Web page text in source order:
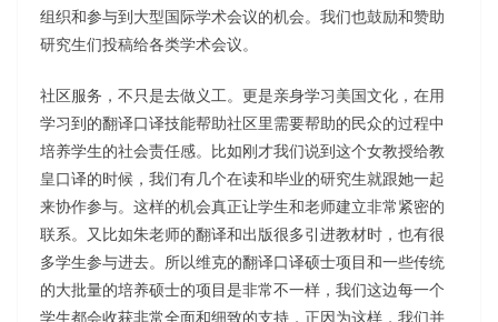
组织和参与到大型国际学术会议的机会。我们也鼓励和赞助
研究生们投稿给各类学术会议。
社区服务，不只是去做义工。更是亲身学习美国文化，在用
学习到的翻译口译技能帮助社区里需要帮助的民众的过程中
培养学生的社会责任感。比如刚才我们说到这个女教授给教
皇口译的时候，我们有几个在读和毕业的研究生就跟她一起
来协作参与。这样的机会真正让学生和老师建立非常紧密的
联系。又比如朱老师的翻译和出版很多引进教材时，也有很
多学生参与进去。所以维克的翻译口译硕士项目和一些传统
的大批量的培养硕士的项目是非常不一样，我们这边每一个
学生都会收获非常全面和细致的支持，正因为这样，我们并